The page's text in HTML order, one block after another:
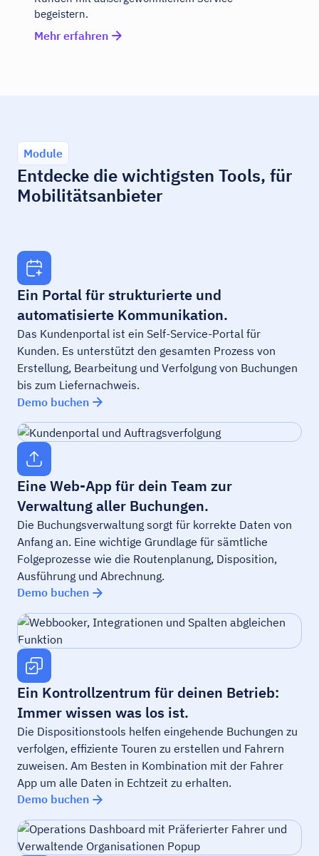
begeistern.
Mehr erfahren
Module
Entdecke die wichtigsten Tools, für
Mobilitätsanbieter
Ein Portal für strukturierte und
automatisierte Kommunikation.
Das Kundenportal ist ein Self-Service-Portal für
Kunden. Es unterstützt den gesamten Prozess von
Erstellung, Bearbeitung und Verfolgung von Buchungen
bis zum Liefernachweis.
Demo buchen
Eine Web-App für dein Team zur
Verwaltung aller Buchungen.
Die Buchungsverwaltung sorgt für korrekte Daten von
Anfang an. Eine wichtige Grundlage für sämtliche
Folgeprozesse wie die Routenplanung, Disposition,
Ausführung und Abrechnung.
Demo buchen
Ein Kontrollzentrum für deinen Betrieb:
Immer wissen was los ist.
Die Dispositionstools helfen eingehende Buchungen zu
verfolgen, effiziente Touren zu erstellen und Fahrern
zuweisen. Am Besten in Kombination mit der Fahrer
App um alle Daten in Echtzeit zu erhalten.
Demo buchen